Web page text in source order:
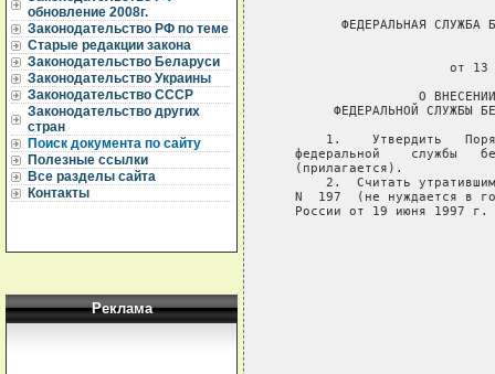
обновление 2008г.
Законодательство РФ по теме
Старые редакции закона
Законодательство Беларуси
Законодательство Украины
Законодательство СССР
Законодательство других
стран
Поиск документа по сайту
Полезные ссылки
Все разделы сайта
Контакты
Реклама